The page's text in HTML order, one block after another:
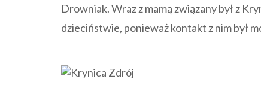
Drowniak. Wraz z mamą związany był z
dzieciństwie, ponieważ kontakt z nim był